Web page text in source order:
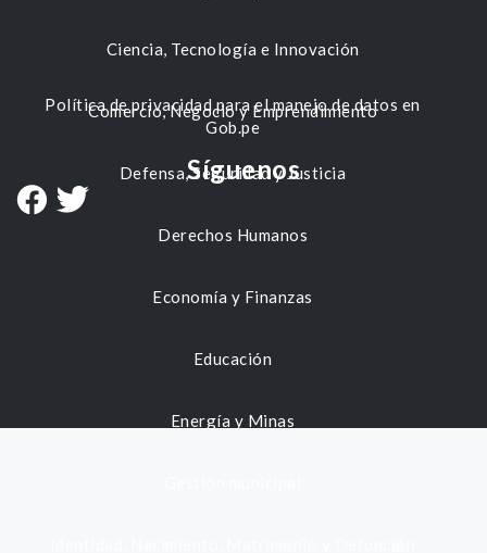
Ciencia, Tecnología e Innovación
Comercio, Negocio y Emprendimiento
Defensa, Seguridad y Justicia
Derechos Humanos
Economía y Finanzas
Educación
Energía y Minas
Política de privacidad para el manejo de datos en
Gob.pe
Síguenos